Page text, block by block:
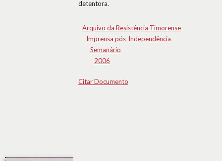
detentora.
Arquivo da Resistência Timorense
Imprensa pós-Independência
Semanário
2006
Citar Documento